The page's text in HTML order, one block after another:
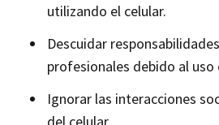
utilizando el celular.
Descuidar
profesionales debido al uso
Ignorar las interacciones
del celular.